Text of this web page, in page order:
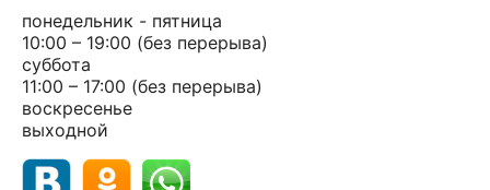
понедельник - пятница
10:00 – 19:00 (без перерыва)
суббота
11:00 – 17:00 (без перерыва)
воскресенье
выходной